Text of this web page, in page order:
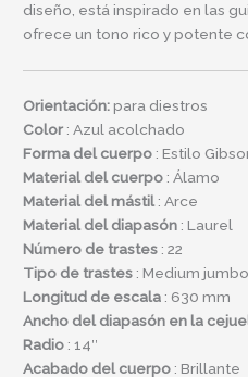
diseño, está inspirado en las
ofrece un tono rico y potente
Orientación:para diestros
Color: Azul acolchado
Forma del cuerpo: Estilo
Material del cuerpo: Álamo
Material del mástil: Arce
Material del diapasón: Laurel
Número de trastes: 22
Tipo de trastes: Medium
Longitud de escala: 630 mm
Ancho del diapasón en la
Radio: 14″
Acabado del cuerpo: Brillante